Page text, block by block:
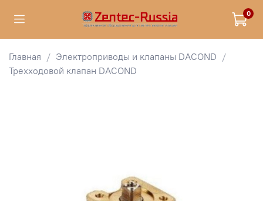
0
Главная
Электроприводы и клапаны DACOND
Трехходовой клапан DACOND